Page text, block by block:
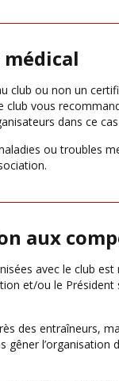
club ou non un
club vous
dans ce
ou troubles
aux
avec le club
et/ou le
des entraîneurs,
gêner